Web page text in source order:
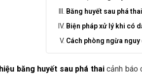
Băng huyết sau phá
Biện pháp xử lý khi có
Cách phòng ngừa
băng huyết sau phá thaicảnh báo